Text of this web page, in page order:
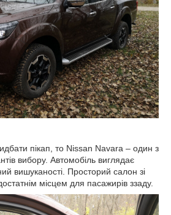
пікап, то Nissan Navara – один з
вибору. Автомобіль виглядає
вишуканості. Просторий салон зі
місцем для пасажирів ззаду.